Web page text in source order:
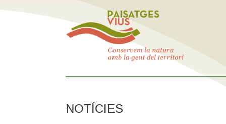
NOTÍCIES